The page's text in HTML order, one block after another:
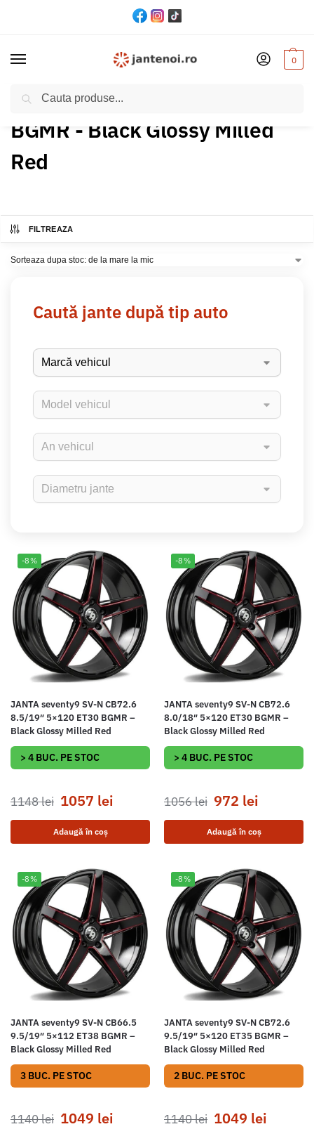
0
Acasă Produs Culoare / BGMR - Black Glossy Milled Red
BGMR - Black Glossy Milled
Red
FILTREAZA
Caută jante după tip auto
-8%
JANTA seventy9 SV-N CB72.6
8.5/19″ 5×120 ET30 BGMR –
Black Glossy Milled Red
> 4 BUC. PE STOC
1148lei 1057 lei
Adaugă în coș
-8%
JANTA seventy9 SV-N CB72.6
8.0/18″ 5×120 ET30 BGMR –
Black Glossy Milled Red
> 4 BUC. PE STOC
1056lei 972 lei
Adaugă în coș
-8%
JANTA seventy9 SV-N CB66.5
9.5/19″ 5×112 ET38 BGMR –
Black Glossy Milled Red
3 BUC. PE STOC
1140lei 1049 lei
-8%
JANTA seventy9 SV-N CB72.6
9.5/19″ 5×120 ET35 BGMR –
Black Glossy Milled Red
2 BUC. PE STOC
1140lei 1049 lei